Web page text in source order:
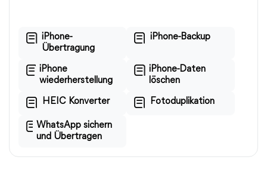
iPhone-
Übertragung
iPhone-Backup
iPhone
wiederherstellung
iPhone-Daten
löschen
HEIC Konverter Fotoduplikation
WhatsApp sichern
und Übertragen